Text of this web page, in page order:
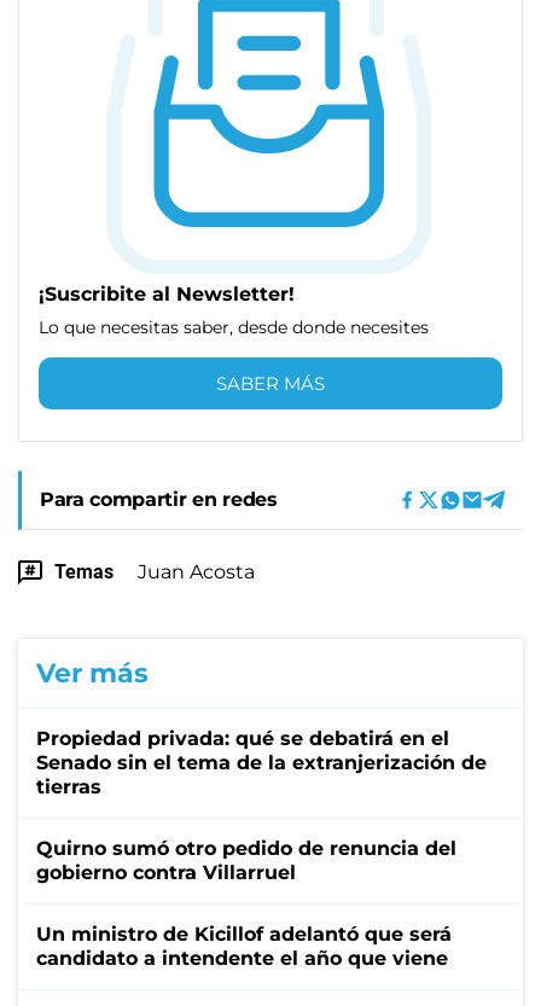
¡Suscribite al Newsletter!
Lo que necesitas saber, desde donde necesites
SABER MÁS
Para compartir en redes
Temas Juan Acosta
Ver más
Propiedad privada: qué se debatirá en el
Senado sin el tema de la extranjerización de
tierras
Quirno sumó otro pedido de renuncia del
gobierno contra Villarruel
Un ministro de Kicillof adelantó que será
candidato a intendente el año que viene